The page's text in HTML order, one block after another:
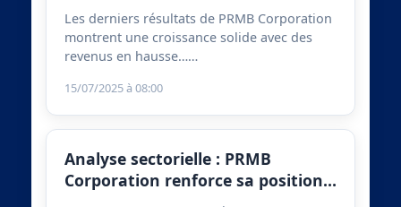
Les derniers résultats de PRMB Corporation
montrent une croissance solide avec des
revenus en hausse……
15/07/2025 à 08:00
Analyse sectorielle : PRMB
Corporation renforce sa position…